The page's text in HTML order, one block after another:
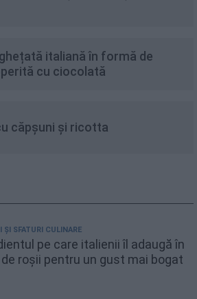
italiană în formă de
cu ciocolată
căpșuni și ricotta
ȘI SFATURI CULINARE
pe care italienii îl adaugă în
roșii pentru un gust mai bogat